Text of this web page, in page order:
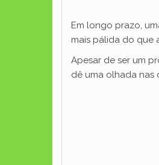
Em longo prazo,
mais pálida do que
Apesar de ser um
dê uma olhada nas